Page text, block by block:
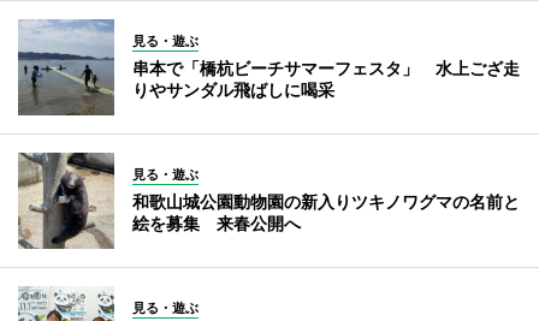
見る・遊ぶ
串本で「橋杭ビーチサマーフェスタ」 水上ござ走
りやサンダル飛ばしに喝采
見る・遊ぶ
和歌山城公園動物園の新入りツキノワグマの名前と
絵を募集 来春公開へ
見る・遊ぶ